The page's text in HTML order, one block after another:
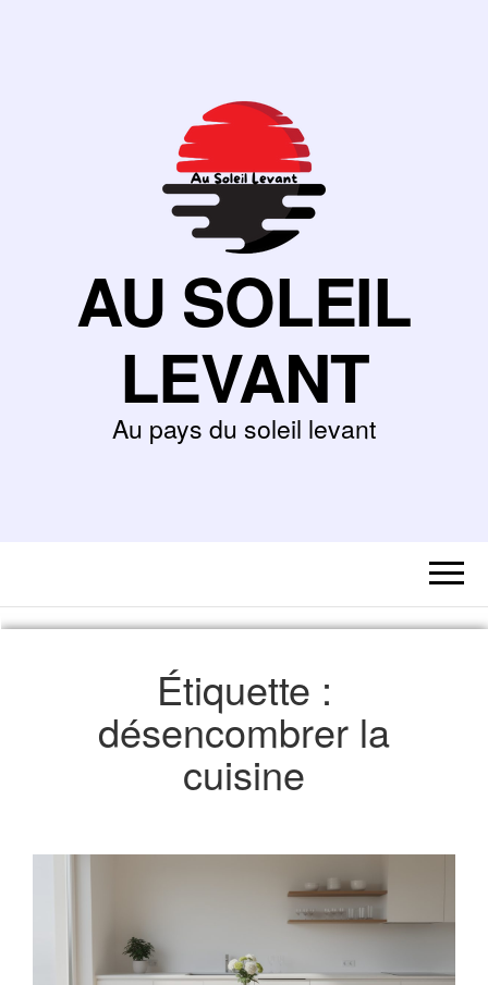
AU SOLEIL
LEVANT
Au pays du soleil levant
Étiquette :
désencombrer la
cuisine